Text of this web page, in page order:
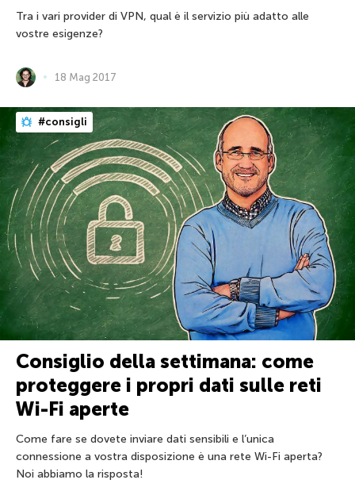
Tra i vari provider di VPN, qual è il servizio più adatto alle
vostre esigenze?
18 Mag 2017
#consigli
Consiglio della settimana: come
proteggere i propri dati sulle reti
Wi-Fi aperte
Come fare se dovete inviare dati sensibili e l’unica
connessione a vostra disposizione è una rete Wi-Fi aperta?
Noi abbiamo la risposta!